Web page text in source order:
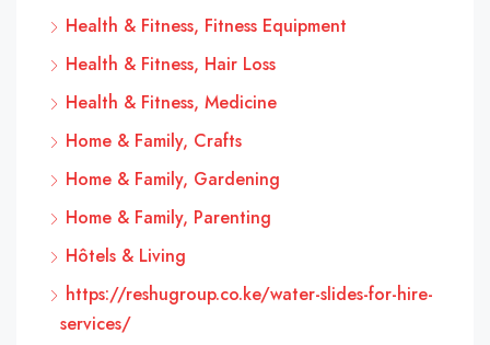
Health & Fitness, Fitness Equipment
Health & Fitness, Hair Loss
Health & Fitness, Medicine
Home & Family, Crafts
Home & Family, Gardening
Home & Family, Parenting
Hôtels & Living
https://reshugroup.co.ke/water-slides-for-hire-
services/